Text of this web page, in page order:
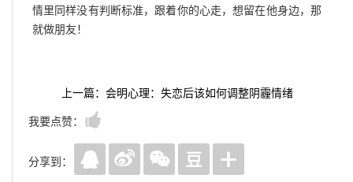
情里同样没有判断标准，跟着你的心走，想留在他身边，那
就做朋友！
上一篇：会明心理：失恋后该如何调整阴霾情绪
我要点赞：
分享到：